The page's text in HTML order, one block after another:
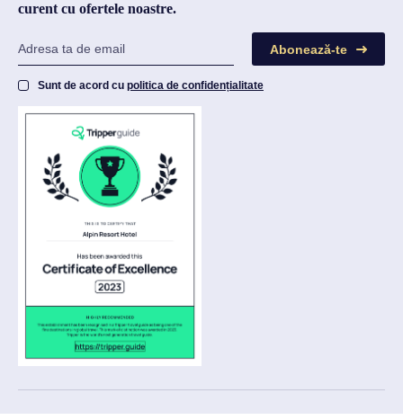
curent cu ofertele noastre.
Abonează-te
Sunt de acord cu politica de confidențialitate